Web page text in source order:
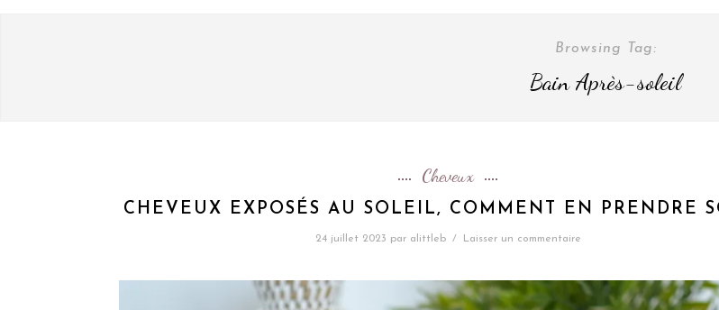
Browsing Tag:
Bain Après-soleil
Cheveux
CHEVEUX EXPOSÉS AU SOLEIL, COMMENT EN PRENDRE
24 juillet 2023 par alittleb / Laisser un commentaire